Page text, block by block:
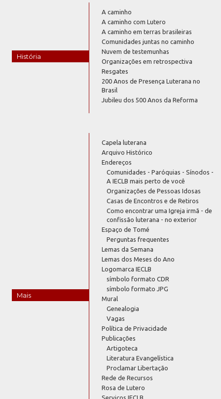
História
A caminho
A caminho com Lutero
A caminho em terras brasileiras
Comunidades juntas no caminho
Nuvem de testemunhas
Organizações em retrospectiva
Resgates
200 Anos de Presença Luterana no
Brasil
Jubileu dos 500 Anos da Reforma
Mais
Capela luterana
Arquivo Histórico
Endereços
Comunidades - Paróquias - Sínodos -
A IECLB mais perto de você
Organizações de Pessoas Idosas
Casas de Encontros e de Retiros
Como encontrar uma Igreja irmã - de
confissão luterana - no exterior
Espaço de Tomé
Perguntas frequentes
Lemas da Semana
Lemas dos Meses do Ano
Logomarca IECLB
símbolo formato CDR
símbolo formato JPG
Mural
Genealogia
Vagas
Política de Privacidade
Publicações
Artigoteca
Literatura Evangelística
Proclamar Libertação
Rede de Recursos
Rosa de Lutero
Serviços IECLB